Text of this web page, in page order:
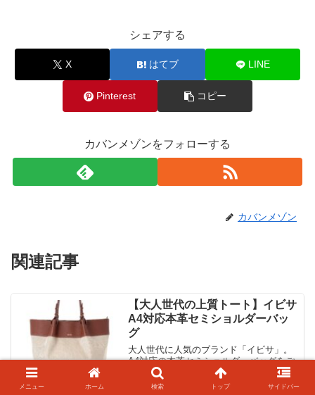
シェアする
X はてブ LINE
Pinterest コピー
カバンメゾンをフォローする
カバンメゾン
関連記事
【大人世代の上質トート】イビサ
A4対応本革セミショルダーバッ
グ
大人世代に人気のブランド「イビサ」。
A4対応の本革セミショルダーバッグをご
紹介します。オフィスコーデにぴったり
ですね。
2024.06.24
メニュー ホーム 検索 トップ サイドバー